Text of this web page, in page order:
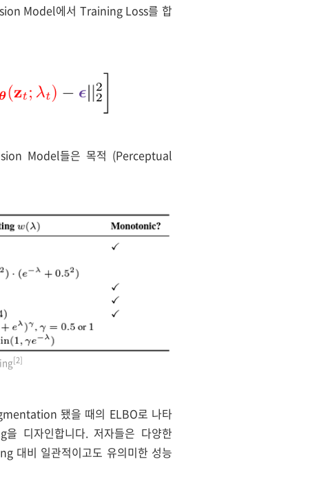
Model에서 Training Loss를 합
Model들은 목적 (Perceptual
[2]
됐을 때의 ELBO로 나타
디자인합니다. 저자들은 다양한
대비 일관적이고도 유의미한 성능